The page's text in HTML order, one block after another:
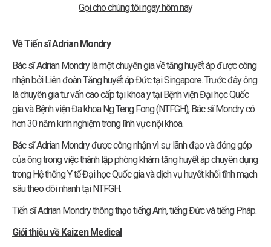
Gọi cho chúng tôi ngay hôm nay
Về Tiến sĩ Adrian Mondry
Bác sĩ Adrian Mondry là một chuyên gia về tăng huyết áp được công
nhận bởi Liên đoàn Tăng huyết áp Đức tại Singapore. Trước đây ông
là chuyên gia tư vấn cao cấp tại khoa y tại Bệnh viện Đại học Quốc
gia và Bệnh viện Đa khoa Ng Teng Fong (NTFGH), Bác sĩ Mondry có
hơn 30 năm kinh nghiệm trong lĩnh vực nội khoa.
Bác sĩ Adrian Mondry được công nhận vì sự lãnh đạo và đóng góp
của ông trong việc thành lập phòng khám tăng huyết áp chuyên dụng
trong Hệ thống Y tế Đại học Quốc gia và dịch vụ huyết khối tĩnh mạch
sâu theo dõi nhanh tại NTFGH.
Tiến sĩ Adrian Mondry thông thạo tiếng Anh, tiếng Đức và tiếng Pháp.
Giới thiệu về Kaizen Medical